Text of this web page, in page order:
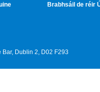
Brabhsáil de réir
Dublin 2, D02 F293